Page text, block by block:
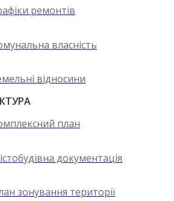
ремонтів
власність
відносини
план
документація
зонування території